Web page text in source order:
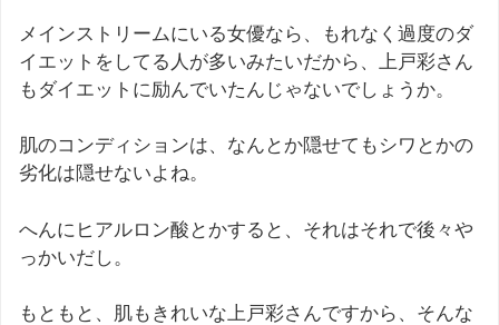
メインストリームにいる女優なら、もれなく過度のダ
イエットをしてる人が多いみたいだから、上戸彩さん
もダイエットに励んでいたんじゃないでしょうか。
肌のコンディションは、なんとか隠せてもシワとかの
劣化は隠せないよね。
へんにヒアルロン酸とかすると、それはそれで後々や
っかいだし。
もともと、肌もきれいな上戸彩さんですから、そんな